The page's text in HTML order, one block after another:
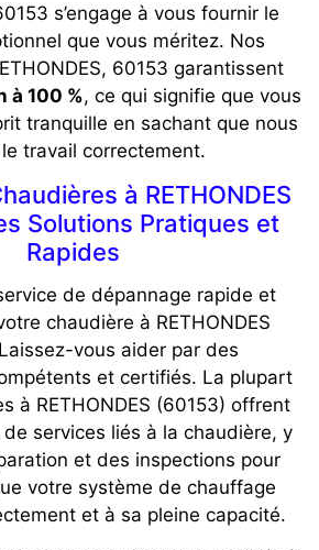
s’engage à vous fournir le
que vous méritez. Nos
60153 garantissent
à 100 %, ce qui signifie que vous
tranquille en sachant que nous
travail correctement.
à RETHONDES
Solutions Pratiques et
Rapides
de dépannage rapide et
chaudière à RETHONDES
vous aider par des
et certifiés. La plupart
à RETHONDES (60153) offrent
services liés à la chaudière, y
et des inspections pour
votre système de chauffage
et à sa pleine capacité.